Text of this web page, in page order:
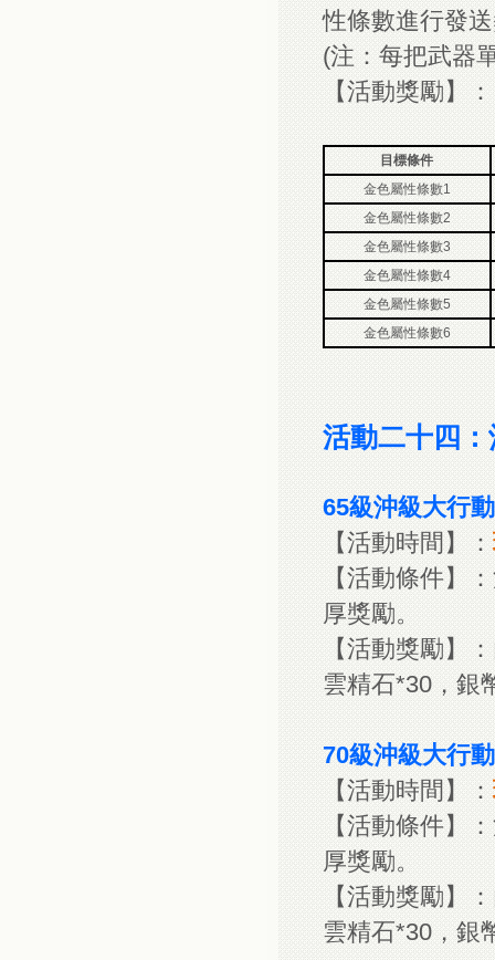
性條數進行發
(注：每把武器
【活動獎勵】：
目標條件
金色屬性條數1
金色屬性條數2
金色屬性條數3
金色屬性條數4
金色屬性條數5
金色屬性條數6
活動二十四
65級沖級大行動
【活動時間】：
【活動條件】
厚獎勵。
【活動獎勵】
雲精石*30，銀
70級沖級大行動
【活動時間】：
【活動條件】
厚獎勵。
【活動獎勵】
雲精石*30，銀